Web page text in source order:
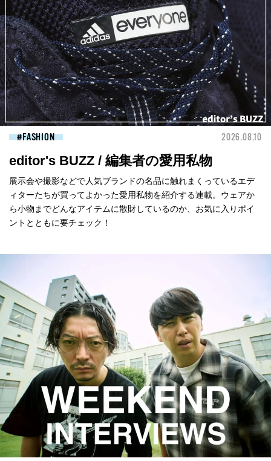
FASHION 2026.08.10
editor's BUZZ / 編集者の愛用私物
展示会や撮影などで人気ブランドの名品に触れまくっているエデ
ィターたちが買ってよかった愛用私物を紹介する連載。ウェアか
ら小物までどんなアイテムに散財しているのか、お気に入りポイ
ントとともに要チェック！